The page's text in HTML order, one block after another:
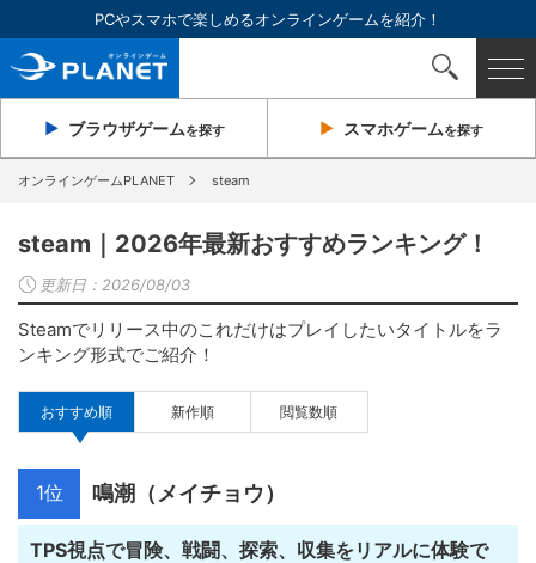
PCやスマホで楽しめるオンラインゲームを紹介！
ブラウザゲームを探す スマホゲームを探す
オンラインゲームPLANET steam
steam｜2026年最新おすすめランキング！
更新日： 2026/08/03
Steamでリリース中のこれだけはプレイしたいタイトルをラ
ンキング形式でご紹介！
おすすめ順 新作順 閲覧数順
1位 鳴潮（メイチョウ）
TPS視点で冒険、戦闘、探索、収集をリアルに体験で